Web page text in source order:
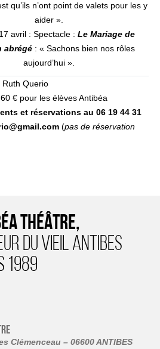
qu’ils n’ont point de valets pour les y
aider ».
avril : Spectacle : Le Mariage de
abrégé : « Sachons bien nos rôles
aujourd’hui ».
Ruth Querio
€ pour les élèves Antibéa
et réservations au 06 19 44 31
(pas de réservation
THÉÂTRE,
DU VIEIL ANTIBES
1989
Clémenceau – 06600 ANTIBES